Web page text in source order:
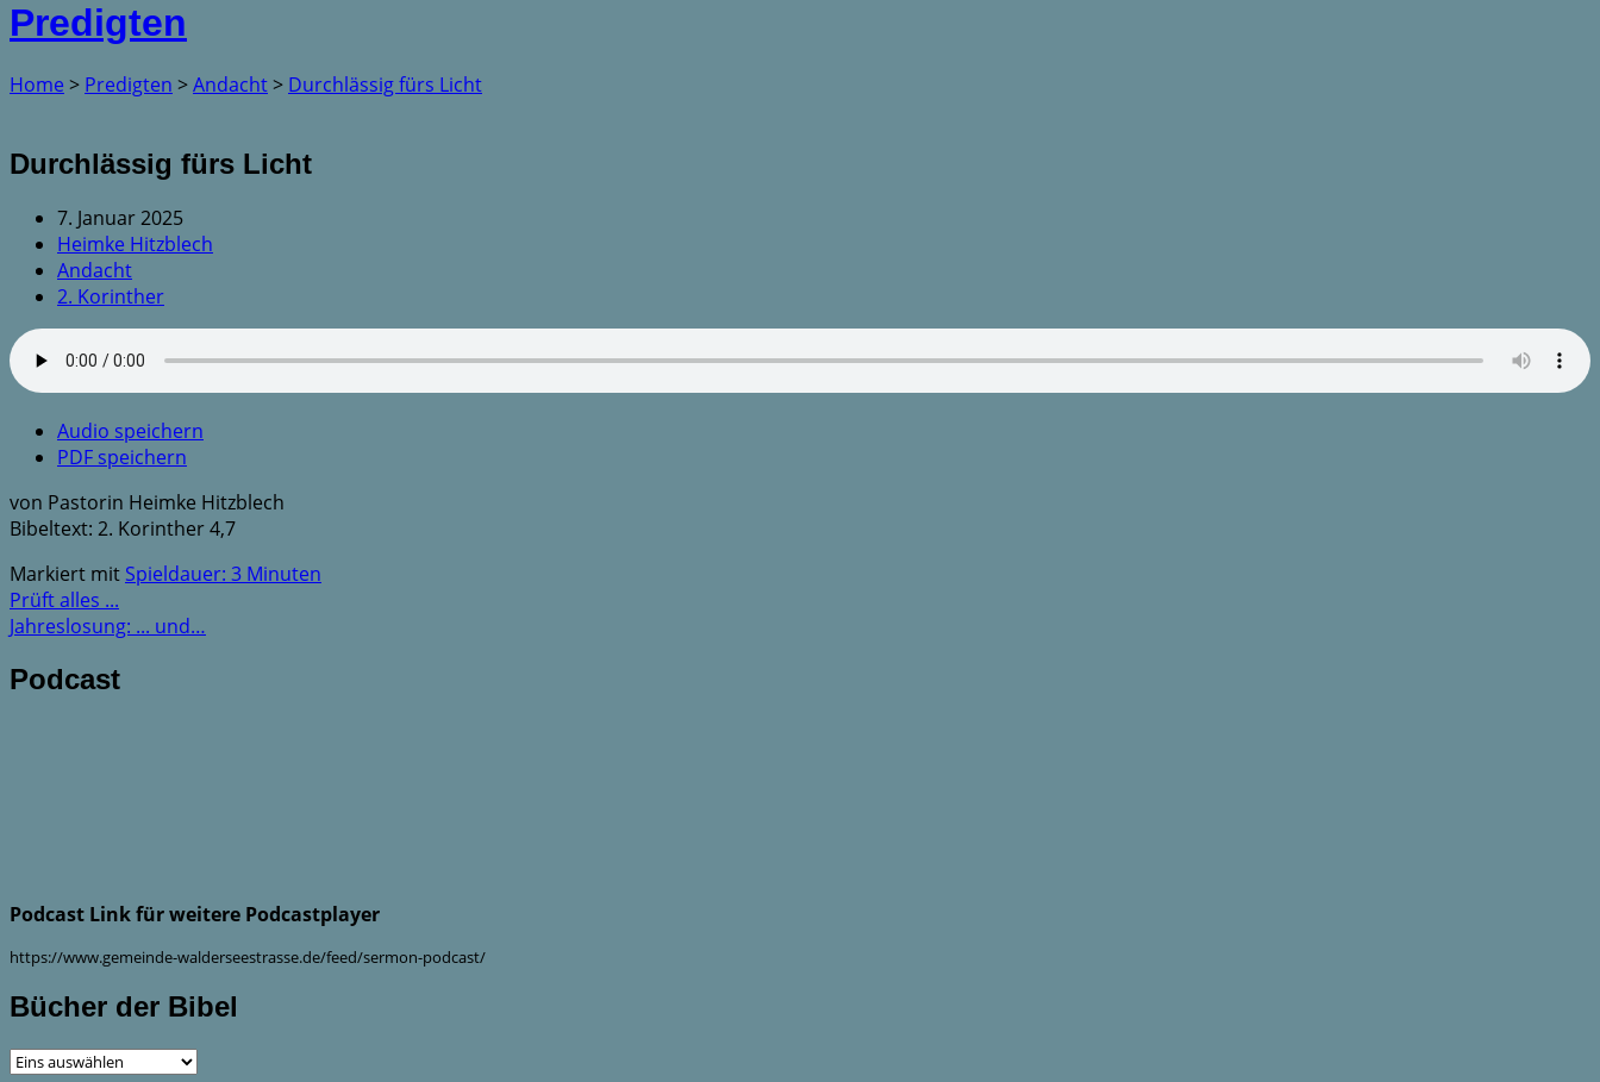
Predigten
Home > Predigten >Andacht> Durchlässig fürs Licht
Durchlässig fürs Licht
7. Januar 2025
Heimke Hitzblech
Andacht
2. Korinther
Audio speichern
PDF speichern
von Pastorin Heimke Hitzblech
Bibeltext: 2. Korinther 4,7
Markiert mit Spieldauer: 3 Minuten
Prüft alles ...
Jahreslosung: ... und…
Podcast
Podcast Link für weitere Podcastplayer
https://www.gemeinde-walderseestrasse.de/feed/sermon-podcast/
Bücher der Bibel